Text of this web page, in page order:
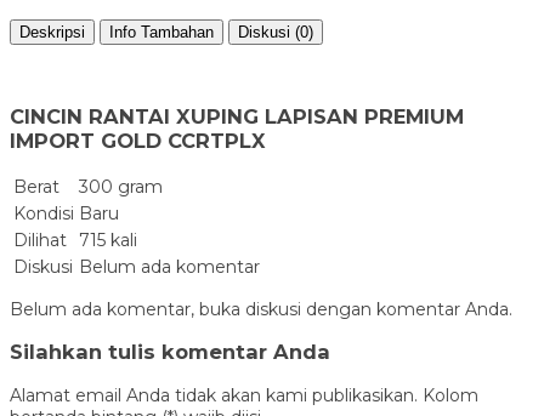
Deskripsi Info Tambahan Diskusi (0)
CINCIN RANTAI XUPING LAPISAN PREMIUM
IMPORT GOLD CCRTPLX
Berat
300 gram
Kondisi Baru
Dilihat
715 kali
Diskusi Belum ada komentar
Belum ada komentar, buka diskusi dengan komentar Anda.
Silahkan tulis komentar Anda
Alamat email Anda tidak akan kami publikasikan. Kolom